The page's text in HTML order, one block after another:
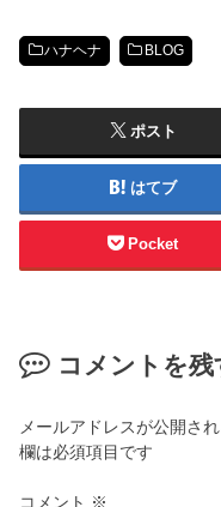
ハナヘナ BLOG
ポスト
はてブ
Pocket
コメントを残
メールアドレスが公開さ
欄は必須項目です
コメント ※